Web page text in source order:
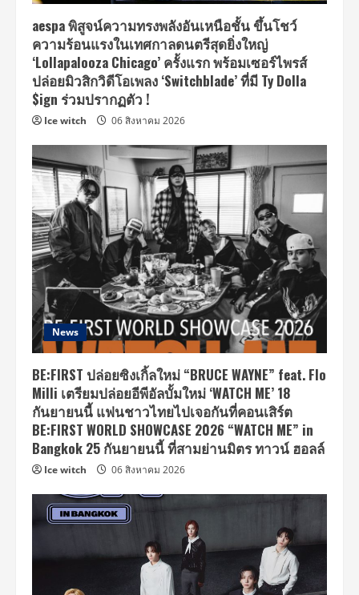
aespa พิสูจน์ความทรงพลังอันเหนือชั้น ขึ้นโชว์
ความร้อนแรงในเทศกาลดนตรีสุดยิ่งใหญ่
‘Lollapalooza Chicago’ ครั้งแรก พร้อมเซอร์ไพรส์
ปล่อยมิวสิกวิดีโอเพลง ‘Switchblade’ ที่มี Ty Dolla
$ign ร่วมปรากฏตัว !
Ice witch 06 สิงหาคม 2026
News
BE:FIRST ปล่อยซิงเกิ้ลใหม่ “BRUCE WAYNE” feat. Flo
Milli เตรียมปล่อยอีพีอัลบั้มใหม่ ‘WATCH ME’ 18
กันยายนนี้ แฟนชาวไทยไปเจอกันที่คอนเสิร์ต
BE:FIRST WORLD SHOWCASE 2026 “WATCH ME” in
Bangkok 25 กันยายนนี้ ที่สามย่านมิตร ทาวน์ ฮอลล์
Ice witch 06 สิงหาคม 2026